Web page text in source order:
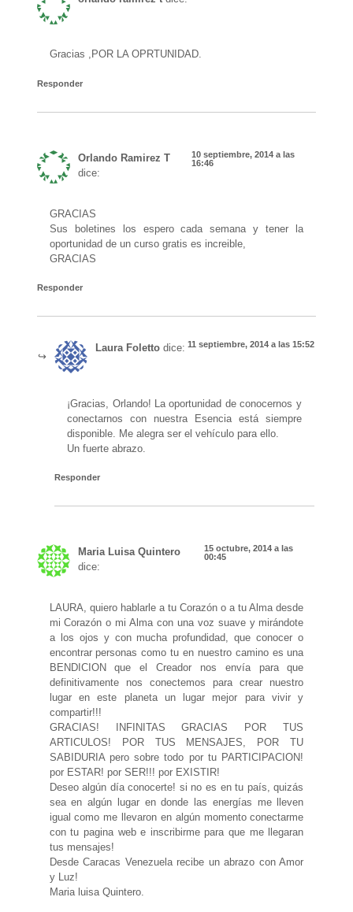
Gracias ,POR LA OPRTUNIDAD.
Responder
Orlando Ramirez T
dice:
10 septiembre, 2014 a las
16:46
GRACIAS
Sus boletines los espero cada semana y tener la
oportunidad de un curso gratis es increible,
GRACIAS
Responder
Laura Foletto dice: 11 septiembre, 2014 a las 15:52
¡Gracias, Orlando! La oportunidad de conocernos y
conectarnos con nuestra Esencia está siempre
disponible. Me alegra ser el vehículo para ello.
Un fuerte abrazo.
Responder
Maria Luisa Quintero
dice:
15 octubre, 2014 a las
00:45
LAURA, quiero hablarle a tu Corazón o a tu Alma desde
mi Corazón o mi Alma con una voz suave y mirándote
a los ojos y con mucha profundidad, que conocer o
encontrar personas como tu en nuestro camino es una
BENDICION que el Creador nos envía para que
definitivamente nos conectemos para crear nuestro
lugar en este planeta un lugar mejor para vivir y
compartir!!!
GRACIAS! INFINITAS GRACIAS POR TUS
ARTICULOS! POR TUS MENSAJES, POR TU
SABIDURIA pero sobre todo por tu PARTICIPACION!
por ESTAR! por SER!!! por EXISTIR!
Deseo algún día conocerte! si no es en tu país, quizás
sea en algún lugar en donde las energías me lleven
igual como me llevaron en algún momento conectarme
con tu pagina web e inscribirme para que me llegaran
tus mensajes!
Desde Caracas Venezuela recibe un abrazo con Amor
y Luz!
Maria luisa Quintero.